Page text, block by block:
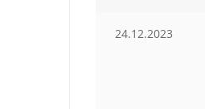
24.12.2023